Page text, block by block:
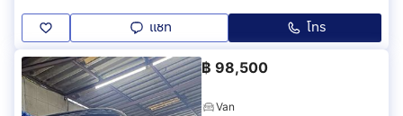
แชท โทร
฿ 98,500
Van